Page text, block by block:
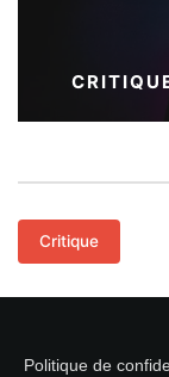
Critique
Politique de